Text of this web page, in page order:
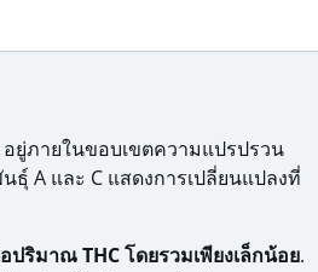
ยู่ภายในขอบเขตความแปรปรวน
A และ C แสดงการเปลี่ยนแปลงที่
ริมาณ THC โดยรวมเพียงเล็กน้อย.